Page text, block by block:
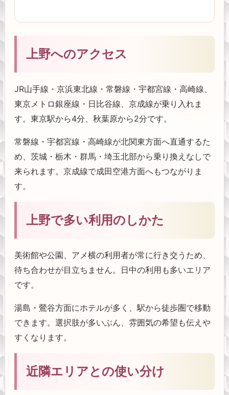
上野へのアクセス
JR山手線・京浜東北線・常磐線・宇都宮線・高崎線、
東京メトロ銀座線・日比谷線、京成線が乗り入れま
す。東京駅から4分、秋葉原から2分です。
常磐線・宇都宮線・高崎線が北関東方面へ直通するた
め、茨城・栃木・群馬・埼玉北部から乗り換えなしで
来られます。京成線で成田空港方面へもつながりま
す。
上野で多い利用のしかた
美術館や公園、アメ横の利用者が常に行き交うため、
待ち合わせが目立ちません。日中の利用も多いエリア
です。
湯島・鶯谷方面にホテルが多く、駅から徒歩圏で移動
できます。選択肢が多いぶん、雰囲気の希望も伝えや
すくなります。
近隣エリアとの使い分け